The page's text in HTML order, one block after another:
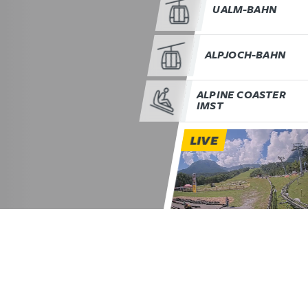
UALM-BAHN
ALPJOCH-BAHN
ALPINE COASTER
IMST
LIVE